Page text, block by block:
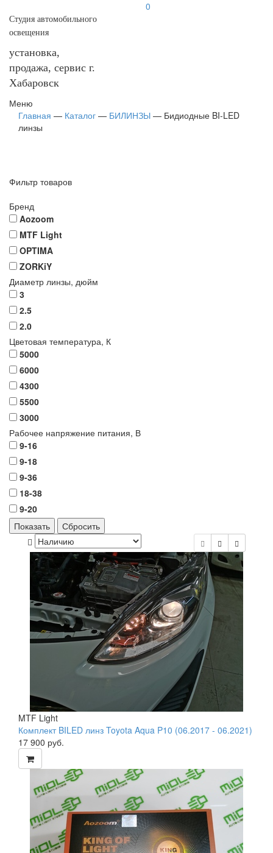
Студия автомобильного
освещения
установка,
продажа, сервис г.
Хабаровск
0
Меню
Главная — Каталог — БИЛИНЗЫ — Бидиодные BI-LED
линзы
Фильтр товаров
Бренд
Aozoom
MTF Light
OPTIMA
ZORKiY
Диаметр линзы, дюйм
3
2.5
2.0
Цветовая температура, К
5000
6000
4300
5500
3000
Рабочее напряжение питания, В
9-16
9-18
9-36
18-38
9-20
Показать
Сбросить
MTF Light
Комплект BILED линз Toyota Aqua P10 (06.2017 - 06.2021)
17 900 руб.